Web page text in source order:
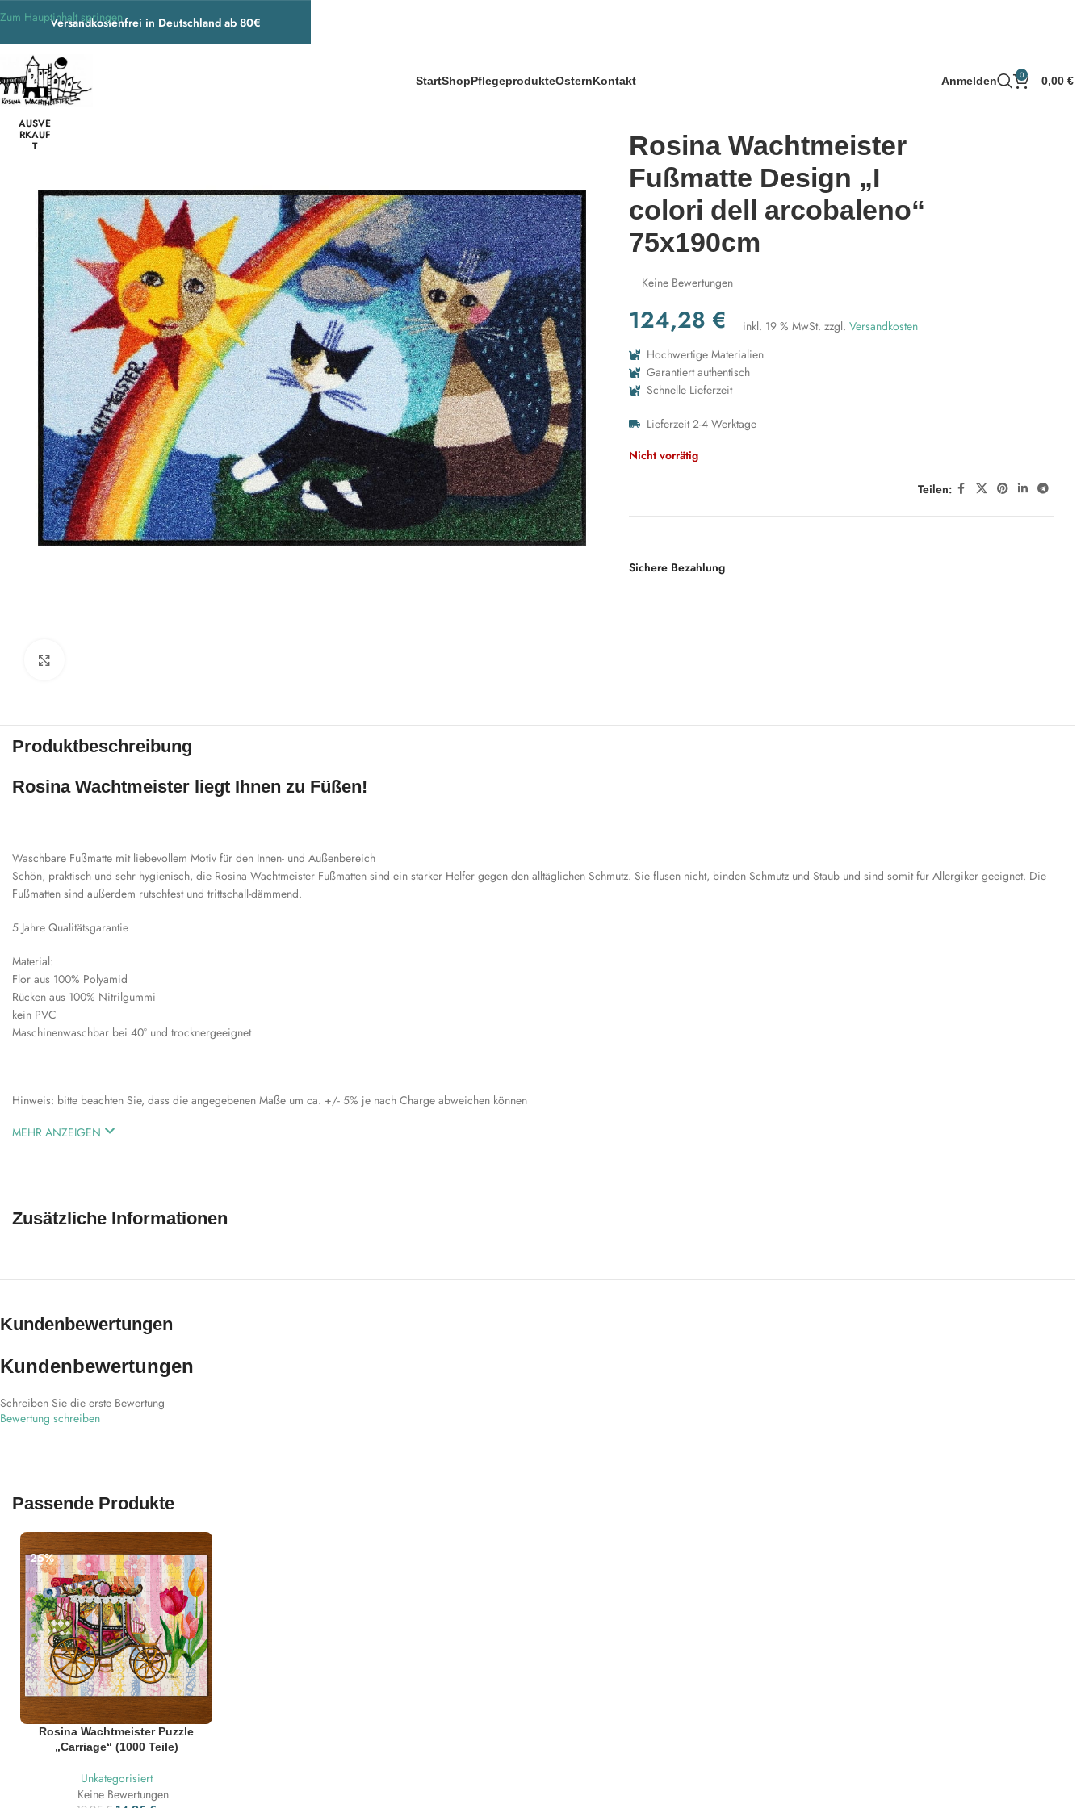
Versandkostenfrei in Deutschland ab 80€
Zum Hauptinhalt springen
StartShopPflegeprodukteOsternKontakt Anmelden 0 0,00 €
/ Unkategorisiert
AUSVE
RKAUF
T
Rosina Wachtmeister
Fußmatte Design „I
colori dell arcobaleno“
75x190cm
Keine Bewertungen
124,28 € inkl. 19 % MwSt. zzgl. Versandkosten
Hochwertige Materialien
Garantiert authentisch
Schnelle Lieferzeit
Lieferzeit 2-4 Werktage
Nicht vorrätig
Teilen:
Sichere Bezahlung
Produktbeschreibung
Rosina Wachtmeister liegt Ihnen zu Füßen!
Waschbare Fußmatte mit liebevollem Motiv für den Innen- und Außenbereich
Schön, praktisch und sehr hygienisch, die Rosina Wachtmeister Fußmatten sind ein starker Helfer gegen den alltäglichen Schmutz. Sie flusen nicht, binden Schmutz und Staub und sind somit für Allergiker geeignet. Die
Fußmatten sind außerdem rutschfest und trittschall-dämmend.
5 Jahre Qualitätsgarantie
Material:
Flor aus 100% Polyamid
Rücken aus 100% Nitrilgummi
kein PVC
Maschinenwaschbar bei 40° und trocknergeeignet
Hinweis: bitte beachten Sie, dass die angegebenen Maße um ca. +/- 5% je nach Charge abweichen können
MEHR ANZEIGEN
Zusätzliche Informationen
Kundenbewertungen
Kundenbewertungen
Schreiben Sie die erste Bewertung
Bewertung schreiben
Passende Produkte
-25%
Rosina Wachtmeister Puzzle
„Carriage“ (1000 Teile)
Unkategorisiert
Keine Bewertungen